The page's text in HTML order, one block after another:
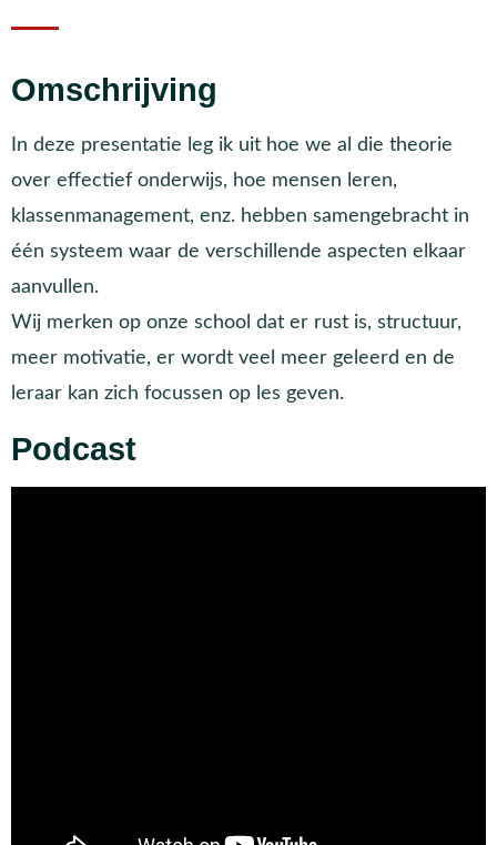
Omschrijving
In deze presentatie leg ik uit hoe we al die theorie
over effectief onderwijs, hoe mensen leren,
klassenmanagement, enz. hebben samengebracht in
één systeem waar de verschillende aspecten elkaar
aanvullen.
Wij merken op onze school dat er rust is, structuur,
meer motivatie, er wordt veel meer geleerd en de
leraar kan zich focussen op les geven.
Podcast